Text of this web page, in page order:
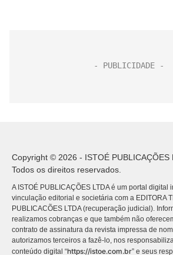
Copyright © 2026 - ISTOÉ PUBLICAÇÕES
Todos os direitos reservados.
A ISTOÉ PUBLICAÇÕES LTDA é um portal digital
vinculação editorial e societária com a EDITORA
PUBLICACÕES LTDA (recuperação judicial).
realizamos cobranças e que também não
contrato de assinatura da revista impressa de
autorizamos terceiros a fazê-lo, nos
conteúdo digital “https://istoe.com.br” e seus